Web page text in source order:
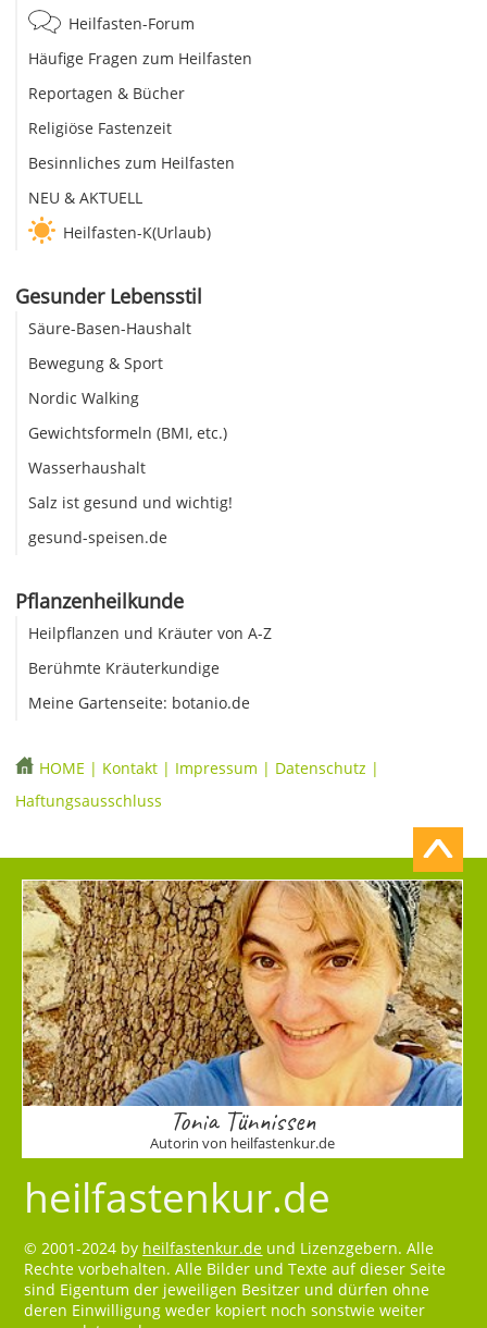
Heilfasten-Forum
Häufige Fragen zum Heilfasten
Reportagen & Bücher
Religiöse Fastenzeit
Besinnliches zum Heilfasten
NEU & AKTUELL
Heilfasten-K(Urlaub)
Gesunder Lebensstil
Säure-Basen-Haushalt
Bewegung & Sport
Nordic Walking
Gewichtsformeln (BMI, etc.)
Wasserhaushalt
Salz ist gesund und wichtig!
gesund-speisen.de
Pflanzenheilkunde
Heilpflanzen und Kräuter von A-Z
Berühmte Kräuterkundige
Meine Gartenseite: botanio.de
HOME | Kontakt | Impressum | Datenschutz |
Haftungsausschluss
Tonia Tünnissen
Autorin von heilfastenkur.de
heilfastenkur.de
© 2001-2024 by heilfastenkur.de und Lizenzgebern. Alle
Rechte vorbehalten. Alle Bilder und Texte auf dieser Seite
sind Eigentum der jeweiligen Besitzer und dürfen ohne
deren Einwilligung weder kopiert noch sonstwie weiter